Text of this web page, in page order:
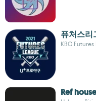
퓨처스리
KBO
Ref house